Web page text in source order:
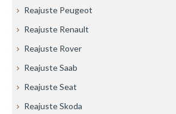
Reajuste Peugeot
Reajuste Renault
Reajuste Rover
Reajuste Saab
Reajuste Seat
Reajuste Skoda